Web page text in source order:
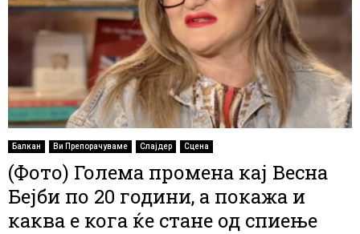
Балкан Ви Препорачуваме Слајдер Сцена
(Фото) Голема промена кај Весна
Бејби по 20 години, а покажа и
каква е кога ќе стане од спиење